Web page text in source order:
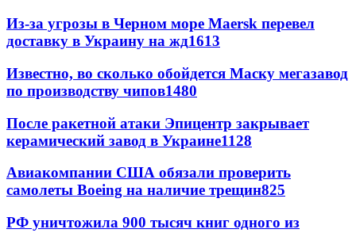
Из-за угрозы в Черном море Maersk перевел
доставку в Украину на жд1613
Известно, во сколько обойдется Маску мегазавод
по производству чипов1480
После ракетной атаки Эпицентр закрывает
керамический завод в Украине1128
Авиакомпании США обязали проверить
самолеты Boeing на наличие трещин825
РФ уничтожила 900 тысяч книг одного из